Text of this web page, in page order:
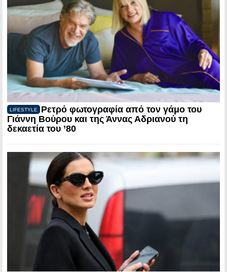
LIFESTYLE
Ρετρό φωτογραφία από τον γάμο του
Γιάννη Βούρου και της Άννας Αδριανού τη
δεκαετία του ’80